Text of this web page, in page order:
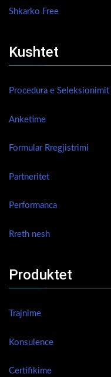
Shkarko Free
Kushtet
Procedura e Seleksionimit
Anketime
Formular Rregjistrimi
Partneritet
Performanca
Rreth nesh
Produktet
Trajnime
Konsulence
Certifikime